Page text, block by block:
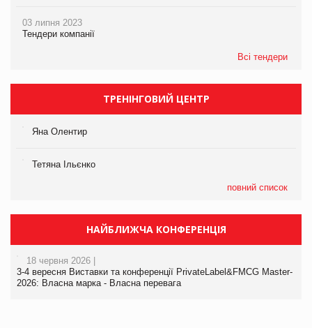
03 липня 2023
Тендери компанії
Всі тендери
ТРЕНІНГОВИЙ ЦЕНТР
Яна Олентир
Тетяна Ільєнко
повний список
НАЙБЛИЖЧА КОНФЕРЕНЦІЯ
18 червня 2026 |
3-4 вересня Виставки та конференції PrivateLabel&FMCG Master-
2026: Власна марка - Власна перевага